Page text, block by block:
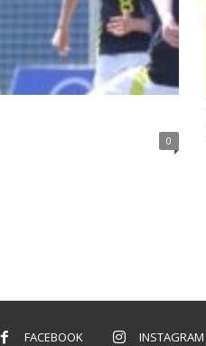
0
FACEBOOK INSTAGRAM